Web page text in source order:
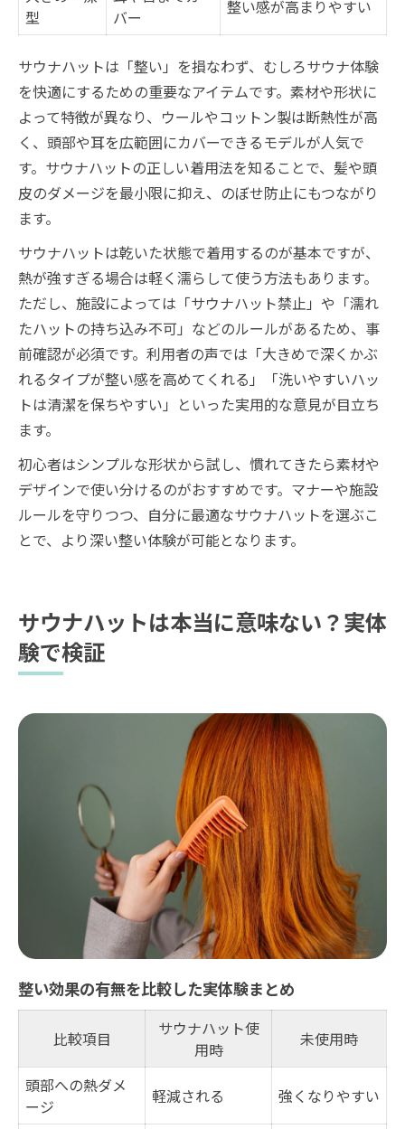
型
バー
整い感が高まりやすい
サウナハットは「整い」を損なわず、むしろサウナ体験
を快適にするための重要なアイテムです。素材や形状に
よって特徴が異なり、ウールやコットン製は断熱性が高
く、頭部や耳を広範囲にカバーできるモデルが人気で
す。サウナハットの正しい着用法を知ることで、髪や頭
皮のダメージを最小限に抑え、のぼせ防止にもつながり
ます。
サウナハットは乾いた状態で着用するのが基本ですが、
熱が強すぎる場合は軽く濡らして使う方法もあります。
ただし、施設によっては「サウナハット禁止」や「濡れ
たハットの持ち込み不可」などのルールがあるため、事
前確認が必須です。利用者の声では「大きめで深くかぶ
れるタイプが整い感を高めてくれる」「洗いやすいハッ
トは清潔を保ちやすい」といった実用的な意見が目立ち
ます。
初心者はシンプルな形状から試し、慣れてきたら素材や
デザインで使い分けるのがおすすめです。マナーや施設
ルールを守りつつ、自分に最適なサウナハットを選ぶこ
とで、より深い整い体験が可能となります。
サウナハットは本当に意味ない？実体
験で検証
整い効果の有無を比較した実体験まとめ
比較項目
サウナハット使
用時
未使用時
頭部への熱ダメ
ージ
軽減される 強くなりやすい